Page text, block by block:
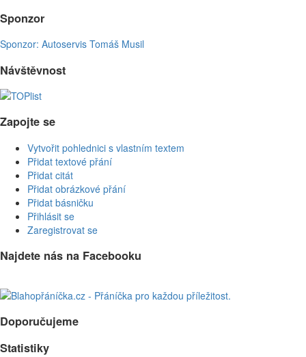
Sponzor
Sponzor: Autoservis Tomáš Musil
Návštěvnost
Zapojte se
Vytvořit pohlednici s vlastním textem
Přidat textové přání
Přidat citát
Přidat obrázkové přání
Přidat básničku
Přihlásit se
Zaregistrovat se
Najdete nás na Facebooku
Doporučujeme
Statistiky